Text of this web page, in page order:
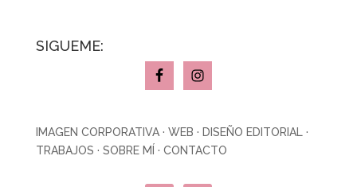
SÍGUEME:
IMAGEN CORPORATIVA· WEB · DISEÑO EDITORIAL·
TRABAJOS · SOBRE MÍ · CONTACTO